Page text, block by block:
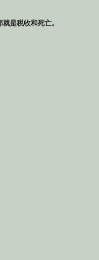
是税收和死亡。